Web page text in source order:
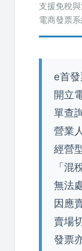
支援免稅
電商發票
e首
開立
單查
營業
經營
「混
無法
因應
賣場
發票